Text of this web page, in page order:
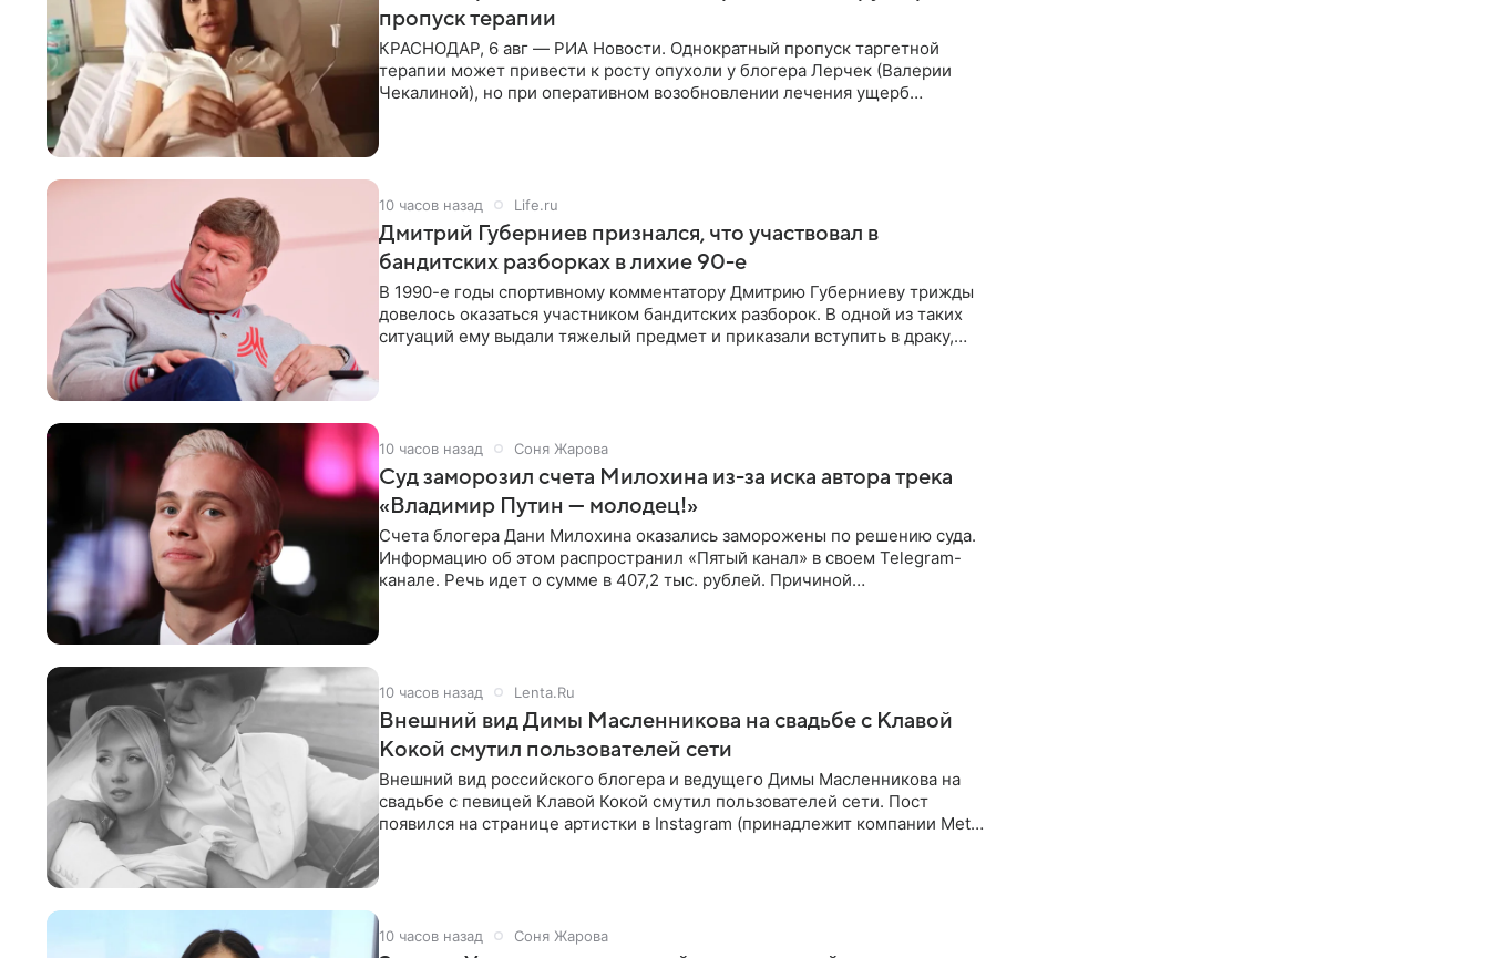
пропуск терапии
КРАСНОДАР, 6 авг — РИА Новости. Однократный пропуск таргетной
терапии может привести к росту опухоли у блогера Лерчек (Валерии
Чекалиной), но при оперативном возобновлении лечения ущерб
10 часов назад Life.ru
Дмитрий Губерниев признался, что участвовал в
бандитских разборках в лихие 90-е
В 1990-е годы спортивному комментатору Дмитрию Губерниеву трижды
довелось оказаться участником бандитских разборок. В одной из таких
ситуаций ему выдали тяжелый предмет и приказали вступить в драку,
10 часов назад Соня Жарова
Суд заморозил счета Милохина из-за иска автора трека
«Владимир Путин — молодец!»
Счета блогера Дани Милохина оказались заморожены по решению суда.
Информацию об этом распространил «Пятый канал» в своем Telegram-
канале. Речь идет о сумме в 407,2 тыс. рублей. Причиной
10 часов назад Lenta.Ru
Внешний вид Димы Масленникова на свадьбе с Клавой
Кокой смутил пользователей сети
Внешний вид российского блогера и ведущего Димы Масленникова на
свадьбе с певицей Клавой Кокой смутил пользователей сети. Пост
появился на странице артистки в Instagram (принадлежит компании Meta,
10 часов назад Соня Жарова